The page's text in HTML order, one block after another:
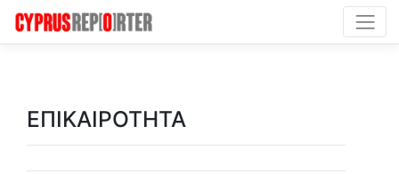
ΕΠΙΚΑΙΡΟΤΗΤΑ